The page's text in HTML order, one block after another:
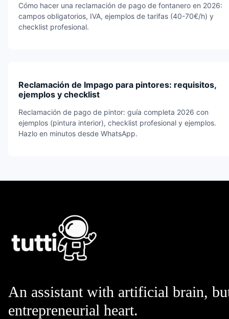
Cómo hacer una reclamación de pago de fontanero en 2026:
campos obligatorios, IVA, ejemplos de tarifas (40-70€/h) y
checklist profesional.
Reclamación de Impago para pintores: requisitos,
ejemplos y checklist
Reclamación de pago de pintor: guía completa 2026 con
ejemplos (pintura interior), checklist profesional y ejemplos.
Hazlo en minutos desde WhatsApp.
An assistant with artificial brain,
entrepreneurial heart.